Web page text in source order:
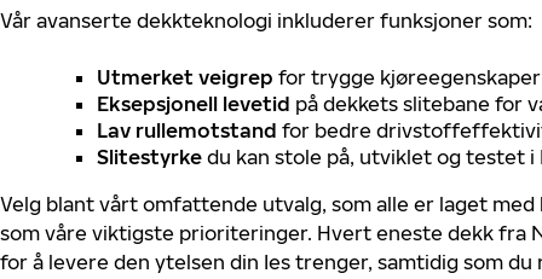
Vår avanserte dekkteknologi inkluderer funksjoner som:
Utmerket veigrep for trygge
Eksepsjonell levetid på dekkets slitebane for
Lav rullemotstand for bedre
Slitestyrke du kan stole på, utviklet og testet i
Velg blant vårt omfattende utvalg, som alle er laget
som våre viktigste prioriteringer. Hvert eneste dekk fra
for å levere den ytelsen din Ies trenger, samtidig som du